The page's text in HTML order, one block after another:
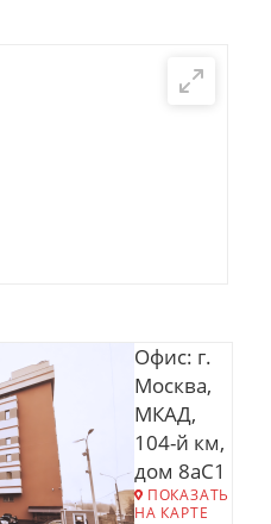
Офис: г.
Москва,
МКАД,
104-й км,
дом 8аС1
ПОКАЗАТЬ
НА КАРТЕ